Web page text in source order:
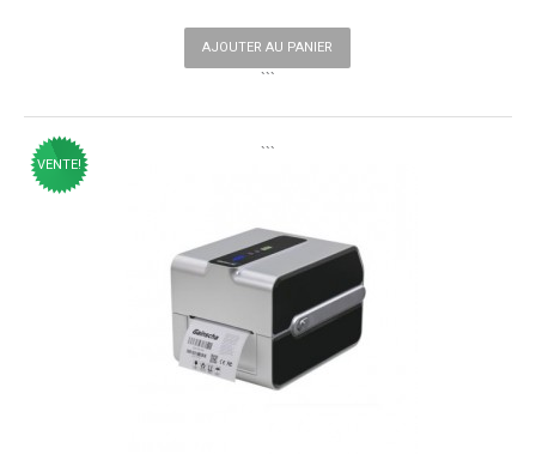
AJOUTER AU PANIER
```
```
VENTE!